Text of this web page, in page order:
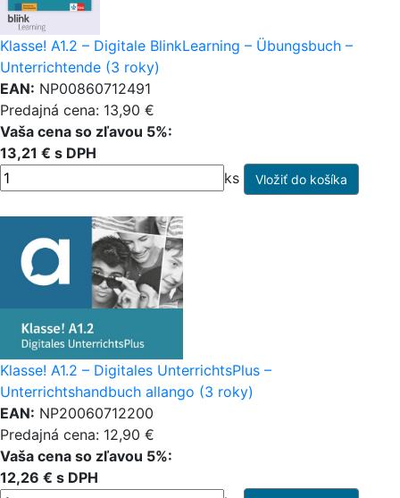
Klasse! A1.2 – Digitale BlinkLearning – Übungsbuch –
Unterrichtende (3 roky)
EAN: NP00860712491
Predajná cena: 13,90 €
Vaša cena so zľavou 5%:
13,21 € s DPH
ks
Klasse! A1.2 – Digitales UnterrichtsPlus –
Unterrichtshandbuch allango (3 roky)
EAN: NP20060712200
Predajná cena: 12,90 €
Vaša cena so zľavou 5%:
12,26 € s DPH